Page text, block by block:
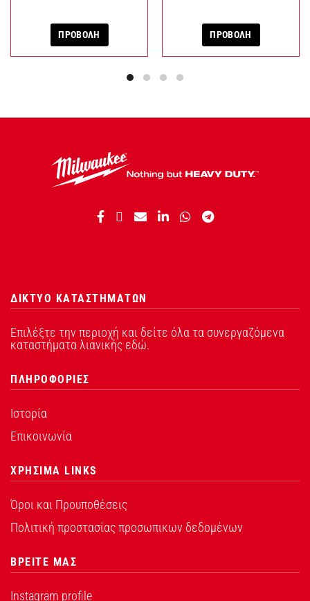
ΠΡΟΒΟΛΗ ΠΡΟΒΟΛΗ
ΔΙΚΤΥΟ ΚΑΤΑΣΤΗΜΑΤΩΝ
Επιλέξτε την περιοχή και δείτε όλα τα συνεργαζόμενα
καταστήματα λιανικής εδώ.
ΠΛΗΡΟΦΟΡΙΕΣ
Ιστορία
Επικοινωνία
ΧΡΗΣΙΜΑ LINKS
Όροι και Προυποθέσεις
Πολιτική προστασίας προσωπικων δεδομένων
ΒΡΕΙΤΕ ΜΑΣ
Instagram profile